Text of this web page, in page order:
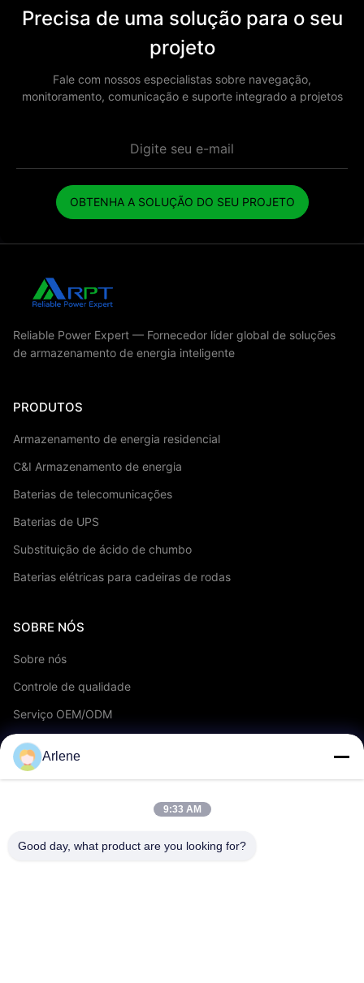
Precisa de uma solução para o seu
projeto
Fale com nossos especialistas sobre navegação,
monitoramento, comunicação e suporte integrado a projetos
OBTENHA A SOLUÇÃO DO SEU PROJETO
Reliable Power Expert — Fornecedor líder global de soluções
de armazenamento de energia inteligente
PRODUTOS
Armazenamento de energia residencial
C&I Armazenamento de energia
Baterias de telecomunicações
Baterias de UPS
Substituição de ácido de chumbo
Baterias elétricas para cadeiras de rodas
SOBRE NÓS
Sobre nós
Controle de qualidade
Serviço OEM/ODM
Eventos e Notícias
Perguntas frequentes
Arlene
9:33 AM
Good day, what product are you looking for?